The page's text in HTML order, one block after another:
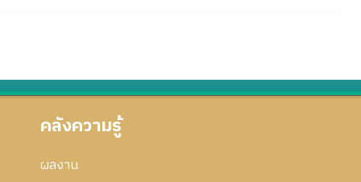
คลังความรู้
ผลงาน